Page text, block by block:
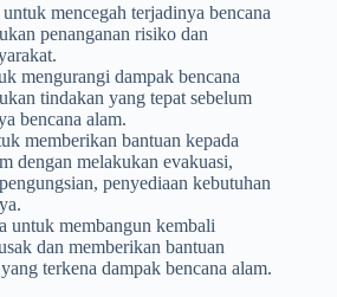
mencegah terjadinya bencana
penanganan risiko dan
mengurangi dampak bencana
tindakan yang tepat sebelum
bencana alam.
memberikan bantuan kepada
dengan melakukan evakuasi,
penyediaan kebutuhan
untuk membangun kembali
dan memberikan bantuan
terkena dampak bencana alam.